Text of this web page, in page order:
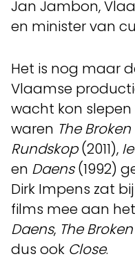
Jan Jambon,
en minister van
Het is nog maar
Vlaamse
wacht kon slepen
waren The
Rundskop(2011),
en Daens(1992)
Dirk Impens zat
films mee aan
Daens, The
dus ook Close.